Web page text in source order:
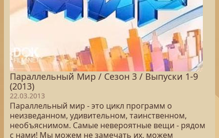
Параллельный Мир / Сезон 3 / Выпуски 1-9
(2013)
22.03.2013
Параллельный мир - это цикл программ о
неизведанном, удивительном, таинственном,
необъяснимом. Самые невероятные вещи - рядом
с нами! Мы можем не замечать их, можем